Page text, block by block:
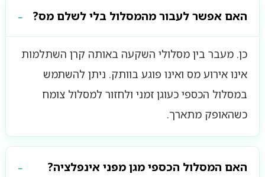
האם אפשר לעבור מהמסלול בלי לשלם מס?
כן. מעבר בין מסלולי השקעה באותה קרן השתלמות
אינו אירוע מס ואינו פוגע בוותק. ניתן להשתמש
במסלול הכספי כעוגן זמני ולחזור למסלול צומח
כשהאופק מתארך.
האם המסלול הכספי מגן מפני אינפלציה?